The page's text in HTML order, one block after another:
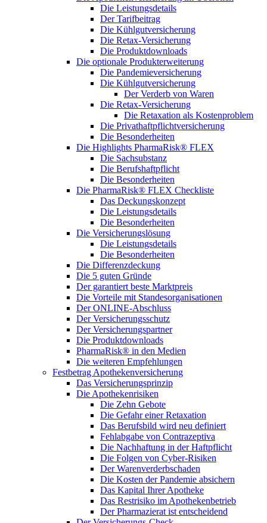
Die Leistungsdetails
Der Tarifbeitrag
Die Kühlgutversicherung
Die Retax-Versicherung
Die Produktdownloads
Die optionale Produkterweiterung
Die Pandemieversicherung
Die Kühlgutversicherung
Der Verderb von Waren
Die Retax-Versicherung
Die Retaxation als Kostenproblem
Die Privathaftpflichtversicherung
Die Besonderheiten
Die Highlights PharmaRisk® FLEX
Die Sachsubstanz
Die Berufshaftpflicht
Die Besonderheiten
Die PharmaRisk® FLEX Checkliste
Das Deckungskonzept
Die Leistungsdetails
Die Besonderheiten
Die Versicherungslösung
Die Leistungsdetails
Die Besonderheiten
Die Differenzdeckung
Die 5 guten Gründe
Der garantiert beste Marktpreis
Die Vorteile mit Standesorganisationen
Der ONLINE-Abschluss
Der Versicherungsschutz
Der Versicherungspartner
Die Produktdownloads
PharmaRisk® in den Medien
Die weiteren Empfehlungen
Festbetrag Apothekenversicherung
Das Versicherungsprinzip
Die Apothekenrisiken
Die Zehn Gebote
Die Gefahr einer Retaxation
Das Berufsbild wird neu definiert
Fehlabgabe von Contrazeptiva
Die Nachhaftung in der Haftpflicht
Die Folgen von Cyber-Risiken
Der Warenverderbschaden
Die Kosten der Pandemie absichern
Das Kapital Ihrer Apotheke
Das Restrisiko im Apothekenbetrieb
Der Pharmazierat ist entscheidend